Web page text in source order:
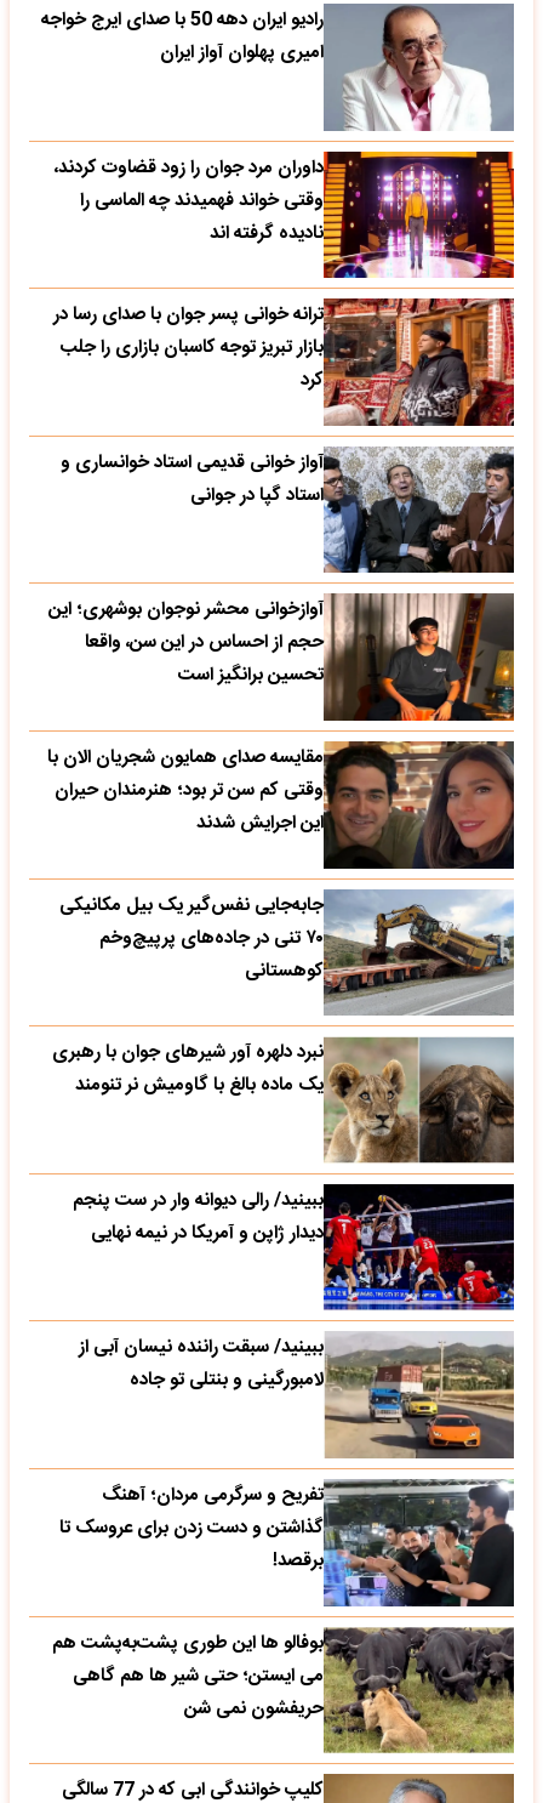
رادیو ایران دهه 50 با صدای ایرج خواجه
امیری پهلوان آواز ایران
داوران مرد جوان را زود قضاوت کردند،
وقتی خواند فهمیدند چه الماسی را
نادیده گرفته اند
ترانه خوانی پسر جوان با صدای رسا در
بازار تبریز توجه کاسبان بازاری را جلب
کرد
آواز خوانی قدیمی استاد خوانساری و
استاد گپا در جوانی
آوازخوانی محشر نوجوان بوشهری؛ این
حجم از احساس در این سن، واقعا
تحسین‌ برانگیز است
مقایسه صدای همایون شجریان الان با
وقتی کم سن تر بود؛ هنرمندان حیران
این اجرایش شدند
جابه‌جایی نفس‌گیر یک بیل مکانیکی
۷۰ تنی در جاده‌های پرپیچ‌وخم
کوهستانی
نبرد دلهره آور شیرهای جوان با رهبری
یک ماده بالغ با گاومیش نر تنومند
ببینید/ رالی دیوانه وار در ست پنجم
دیدار ژاپن و آمریکا در نیمه نهایی
ببینید/ سبقت راننده نیسان آبی از
لامبورگینی و بنتلی تو جاده
تفریح و سرگرمی مردان؛ آهنگ
گذاشتن و دست زدن برای عروسک تا
برقصد!
بوفالو ها این‌ طوری پشت‌به‌پشت هم
می‌ ایستن؛ حتی شیر ها هم گاهی
حریفشون نمی‌ شن
کلیپ خوانندگی ابی که در 77 سالگی